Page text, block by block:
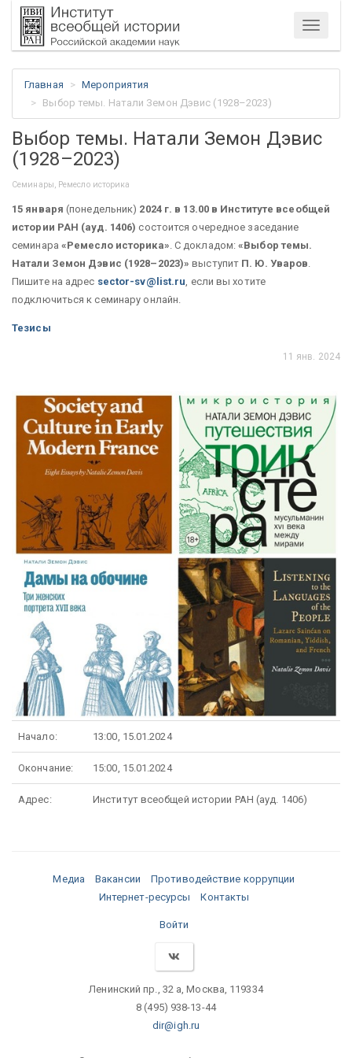
Меню
Главная
Мероприятия
Выбор темы. Натали Земон Дэвис (1928–2023)
Выбор темы. Натали Земон Дэвис
(1928–2023)
Семинары, Ремесло историка
15 января (понедельник) 2024 г. в 13.00 в Институте всеобщей
истории РАН (ауд. 1406) состоится очередное заседание
семинара «Ремесло историка». С докладом:«Выбор темы.
Натали Земон Дэвис (1928–2023)» выступит П. Ю. Уваров.
Пишите на адрес sector-sv@list.ru, если вы хотите
подключиться к семинару онлайн.
Тезисы
11 янв. 2024
Начало: 13:00, 15.01.2024
Окончание: 15:00, 15.01.2024
Адрес: Институт всеобщей истории РАН (ауд. 1406)
Медиа Вакансии
Противодействие коррупции
Интернет-ресурсы
Контакты
Войти
Ленинский пр., 32 а, Москва, 119334
8 (495) 938-13-44
dir@igh.ru